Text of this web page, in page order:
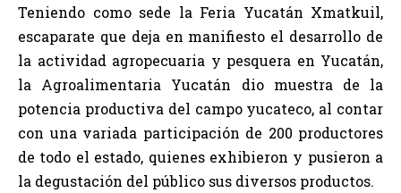
Teniendo como sede la Feria Yucatán Xmatkuil,
escaparate que deja en manifiesto el desarrollo de
la actividad agropecuaria y pesquera en Yucatán,
la Agroalimentaria Yucatán dio muestra de la
potencia productiva del campo yucateco, al contar
con una variada participación de 200 productores
de todo el estado, quienes exhibieron y pusieron a
la degustación del público sus diversos productos.